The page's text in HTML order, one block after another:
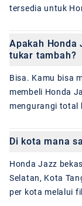
tersedia untuk
Apakah Honda
tukar tambah?
Bisa. Kamu bisa
membeli Honda
mengurangi total
Di kota mana
Honda Jazz
Selatan, Kota
per kota melalui